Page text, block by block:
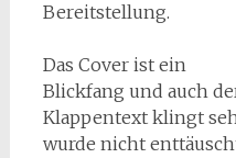
Bereitstellung.
Das Cover ist ein
Blickfang und auch
Klappentext klingt
wurde nicht